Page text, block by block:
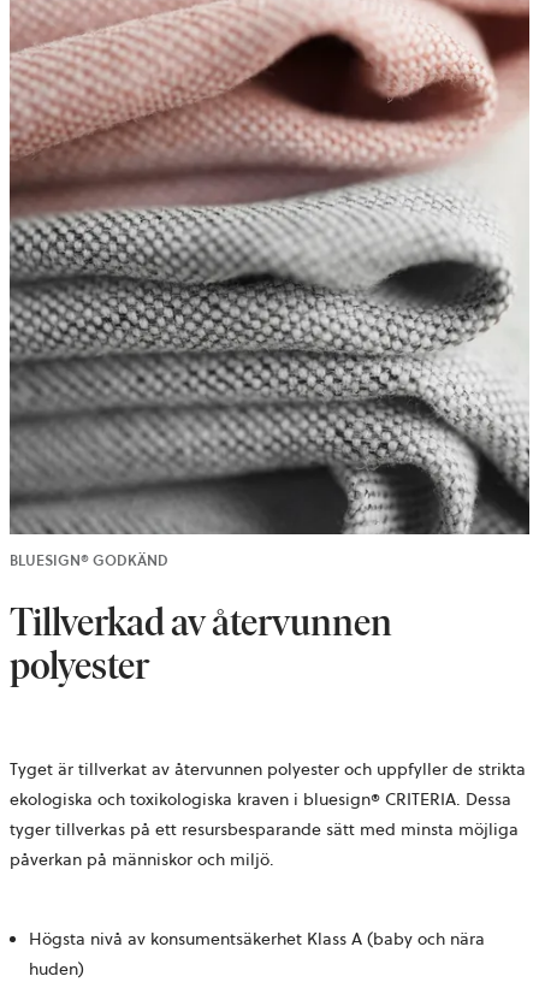
BLUESIGN® GODKÄND
Tillverkad av återvunnen
polyester
Tyget är tillverkat av återvunnen polyester och uppfyller de strikta
ekologiska och toxikologiska kraven i bluesign® CRITERIA. Dessa
tyger tillverkas på ett resursbesparande sätt med minsta möjliga
påverkan på människor och miljö.
Högsta nivå av konsumentsäkerhet Klass A (baby och nära
huden)